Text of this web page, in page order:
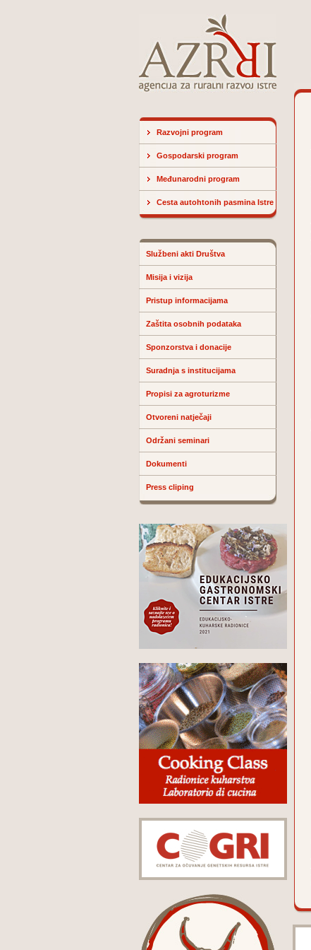
Razvojni program
Gospodarski program
Međunarodni program
Cesta autohtonih pasmina Istre
Službeni akti Društva
Misija i vizija
Pristup informacijama
Zaštita osobnih podataka
Sponzorstva i donacije
Suradnja s institucijama
Propisi za agroturizme
Otvoreni natječaji
Održani seminari
Dokumenti
Press cliping